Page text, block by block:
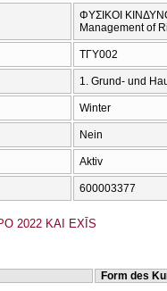
ΦΥΣΙΚΟΙ
Management of
ΤΓΥ002
1. Grund- und
Winter
Nein
Aktiv
600003377
2022 KAI EXĪS
Form des